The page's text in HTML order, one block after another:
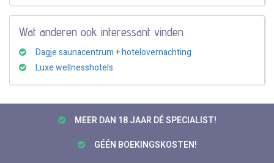
Wat anderen ook interessant vinden
Dagje saunacentrum + hotelovernachting
Luxe wellnesshotels
MEER DAN 18 JAAR DÉ SPECIALIST!
GÉÉN BOEKINGSKOSTEN!